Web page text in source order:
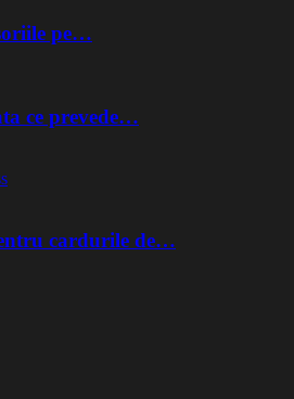
pe…
ce prevede…
cardurile de…